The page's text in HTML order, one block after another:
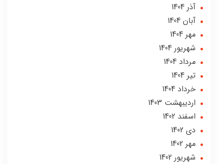
آذر 1404
آبان 1404
مهر 1404
شهریور 1404
مرداد 1404
تير 1404
خرداد 1404
ارديبهشت 1403
اسفند 1402
دی 1402
مهر 1402
شهریور 1402